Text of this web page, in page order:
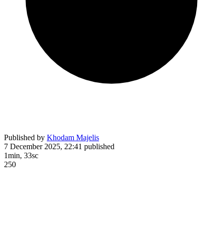
Published by Khodam Majelis
7 December 2025, 22:41 published
1min, 33sc
250